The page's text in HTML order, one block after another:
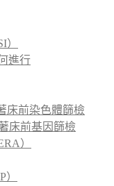
進行
床前染色體篩檢
床前基因篩檢
）